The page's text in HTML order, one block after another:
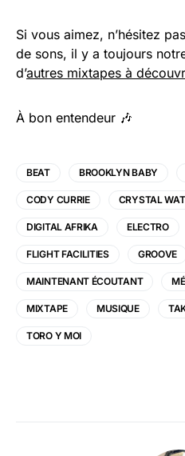
Si vous aimez, n’hésitez
de sons, il y a toujours
d’autres mixtapes à
À bon entendeur 🎶
BEAT BROOKLYN BABY
CODY CURRIE CRYSTAL
DIGITAL AFRIKA ELECTRO
FLIGHT FACILITIES GROOVE
MAINTENANT ÉCOUTANT
MIXTAPE MUSIQUE
TORO Y MOI